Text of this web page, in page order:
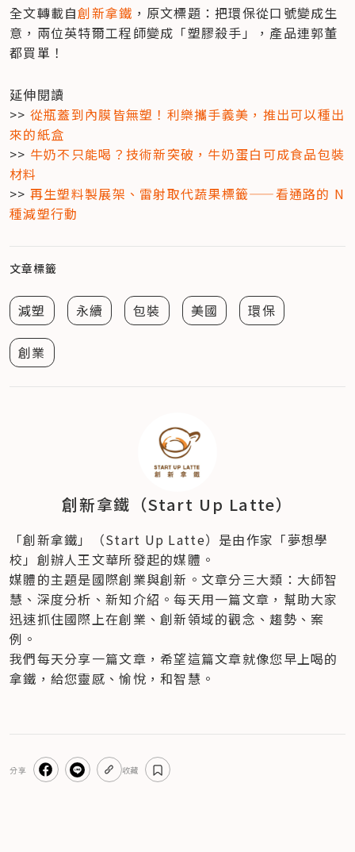
全文轉載自創新拿鐵 ，原文標題：把環保從口號變成生
意，兩位英特爾工程師變成「塑膠殺手」，產品連郭董
都買單！
延伸閱讀
>> 從瓶蓋到內膜皆無塑！利樂攜手義美，推出可以種出
來的紙盒
>> 牛奶不只能喝？技術新突破，牛奶蛋白可成食品包裝
材料
>> 再生塑料製展架、雷射取代蔬果標籤——看通路的 N
種減塑行動
文章標籤
減塑 永續 包裝 美國 環保
創業
創新拿鐵（Start Up Latte）
「創新拿鐵」（Start Up Latte）是由作家「夢想學
校」創辦人王文華所發起的媒體。
媒體的主題是國際創業與創新。文章分三大類：大師智
慧、深度分析、新知介紹。每天用一篇文章，幫助大家
迅速抓住國際上在創業、創新領域的觀念、趨勢、案
例。
我們每天分享一篇文章，希望這篇文章就像您早上喝的
拿鐵，給您靈感、愉悅，和智慧。
分享 收藏